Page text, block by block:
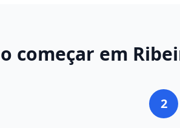
começar em
2